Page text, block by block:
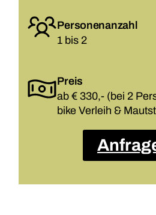
Personenanzahl
1 bis 2
Preis
ab € 330,- (bei 2
bike Verleih &